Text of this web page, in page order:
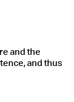
and the
and thus